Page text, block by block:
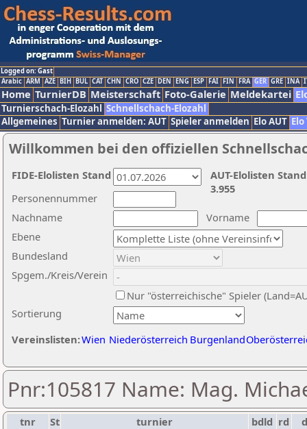
Logged on: Gast
Arabic ARM AZE BIH BUL CAT CHN CRO CZE DEN ENG ESP FAI FIN FRA GER GRE INA
Home TurnierDB Meisterschaft Foto-Galerie Meldekartei
Turnierschach-Elozahl Schnellschach-Elozahl
Allgemeines Turnier anmelden: AUT Spieler anmelden Elo AUT
Willkommen bei den offiziellen
Nachname
Vorname
Ebene
Sortierung
Personennummer
Bundesland
Spgem./Kreis/Verein
Nur "österreichische" Spieler
Vereinslisten:Wien Niederösterreich Burgenland
AUT-Elolisten
3.955
FIDE-Elolisten Stand
Pnr:105817 Name: Mag.
tnr St turnier bdld rd